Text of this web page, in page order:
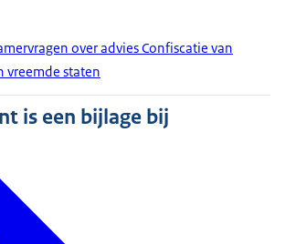
over advies Confiscatie van
vreemde staten
is een bijlage bij